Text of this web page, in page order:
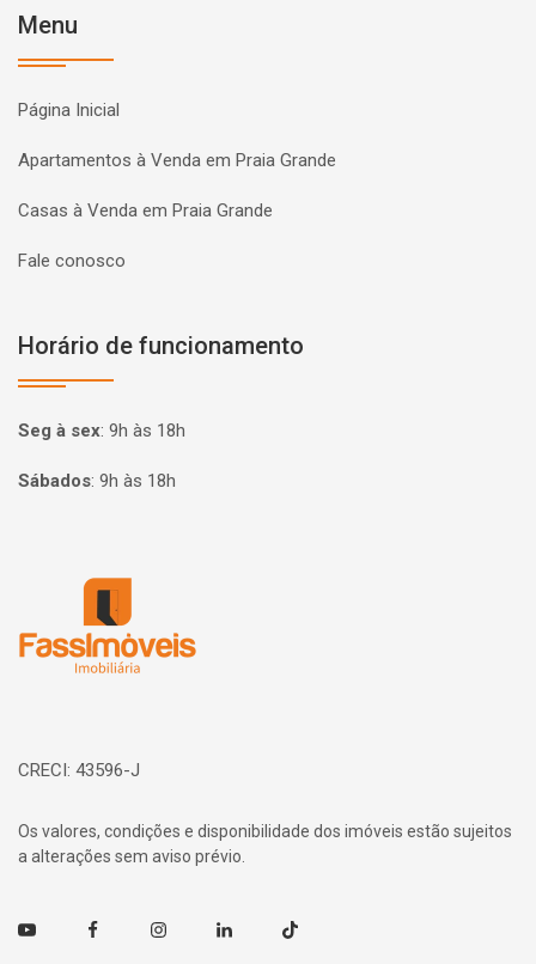
Menu
Página Inicial
Apartamentos à Venda em Praia Grande
Casas à Venda em Praia Grande
Fale conosco
Horário de funcionamento
Seg à sex: 9h às 18h
Sábados: 9h às 18h
CRECI: 43596-J
Os valores, condições e disponibilidade dos imóveis estão sujeitos
a alterações sem aviso prévio.
Youtube FacebookInstagramLinkedin TikTok